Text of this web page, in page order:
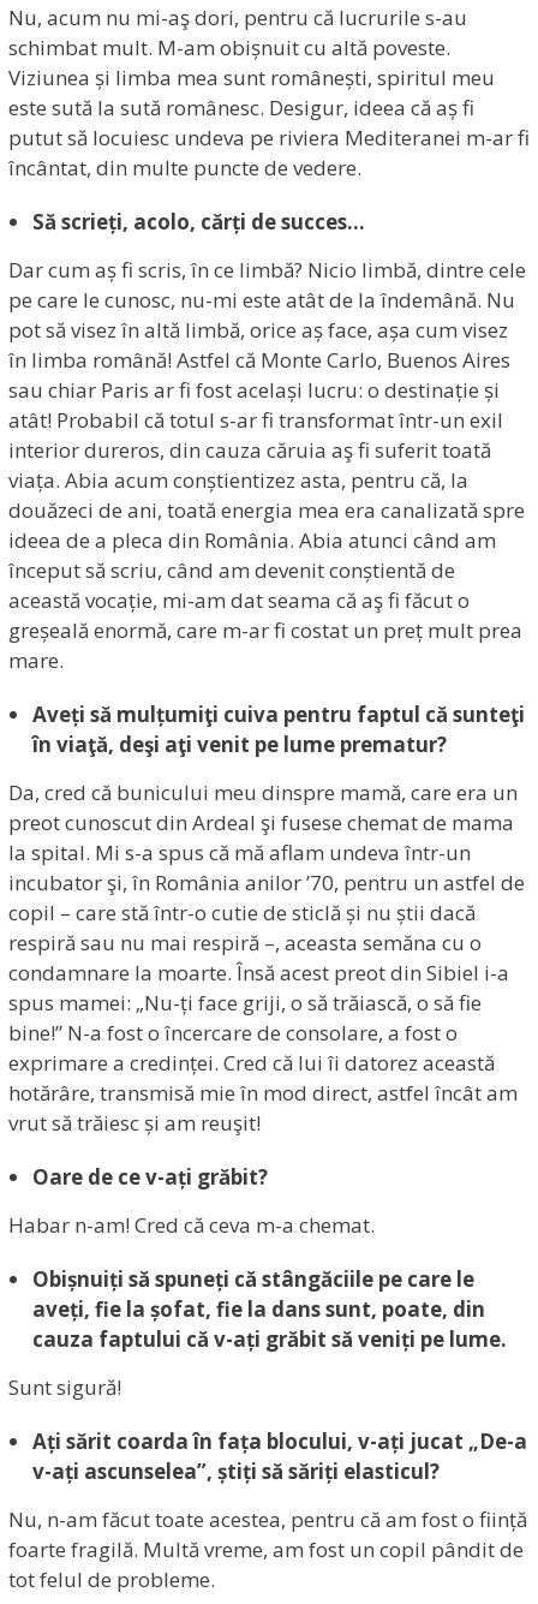
Nu, acum nu mi-aş dori, pentru că lucrurile s-au
schimbat mult. M-am obișnuit cu altă poveste.
Viziunea și limba mea sunt românești, spiritul meu
este sută la sută românesc. Desigur, ideea că aș fi
putut să locuiesc undeva pe riviera Mediteranei m-ar fi
încântat, din multe puncte de vedere.
Să scrieți, acolo, cărți de succes…
Dar cum aș fi scris, în ce limbă? Nicio limbă, dintre cele
pe care le cunosc, nu-mi este atât de la îndemână. Nu
pot să visez în altă limbă, orice aș face, așa cum visez
în limba română! Astfel că Monte Carlo, Buenos Aires
sau chiar Paris ar fi fost același lucru: o destinație și
atât! Probabil că totul s-ar fi transformat într-un exil
interior dureros, din cauza căruia aş fi suferit toată
viața. Abia acum conștientizez asta, pentru că, la
douăzeci de ani, toată energia mea era canalizată spre
ideea de a pleca din România. Abia atunci când am
început să scriu, când am devenit conștientă de
această vocație, mi-am dat seama că aş fi făcut o
greșeală enormă, care m-ar fi costat un preț mult prea
mare.
Aveți să mulțumiţi cuiva pentru faptul că sunteţi
în viaţă, deşi aţi venit pe lume prematur?
Da, cred că bunicului meu dinspre mamă, care era un
preot cunoscut din Ardeal şi fusese chemat de mama
la spital. Mi s-a spus că mă aflam undeva într-un
incubator şi, în România anilor ’70, pentru un astfel de
copil – care stă într-o cutie de sticlă și nu știi dacă
respiră sau nu mai respiră –, aceasta semăna cu o
condamnare la moarte. Însă acest preot din Sibiel i-a
spus mamei: „Nu-ți face griji, o să trăiască, o să fie
bine!” N-a fost o încercare de consolare, a fost o
exprimare a credinței. Cred că lui îi datorez această
hotărâre, transmisă mie în mod direct, astfel încât am
vrut să trăiesc și am reuşit!
Oare de ce v-ați grăbit?
Habar n-am! Cred că ceva m-a chemat.
Obișnuiți să spuneți că stângăciile pe care le
aveți, fie la șofat, fie la dans sunt, poate, din
cauza faptului că v-ați grăbit să veniți pe lume.
Sunt sigură!
Ați sărit coarda în fața blocului, v-ați jucat „De-a
v-ați ascunselea”, știți să săriți elasticul?
Nu, n-am făcut toate acestea, pentru că am fost o ființă
foarte fragilă. Multă vreme, am fost un copil pândit de
tot felul de probleme.